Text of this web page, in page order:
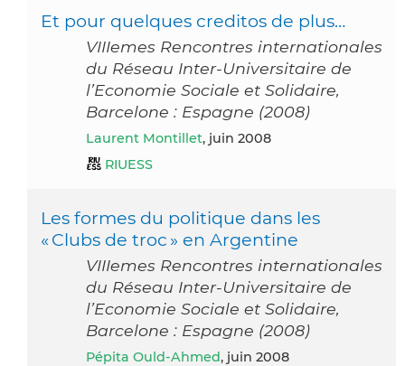
Et pour quelques creditos de plus…
VIIIemes Rencontres internationales
du Réseau Inter-Universitaire de
l’Economie Sociale et Solidaire,
Barcelone : Espagne (2008)
Laurent Montillet, juin 2008
RIUESS
Les formes du politique dans les
« Clubs de troc » en Argentine
VIIIemes Rencontres internationales
du Réseau Inter-Universitaire de
l’Economie Sociale et Solidaire,
Barcelone : Espagne (2008)
Pépita Ould-Ahmed, juin 2008